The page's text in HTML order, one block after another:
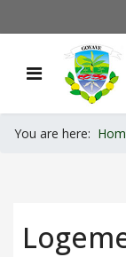
You are here: